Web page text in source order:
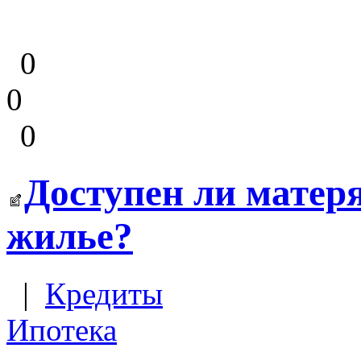
0
0
0
Доступен ли
жилье?
| Кредиты
Ипотека